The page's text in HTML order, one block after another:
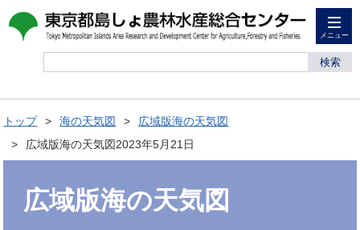
メニュー
検索
トップ 海の天気図
広域版海の天気図
広域版海の天気図2023年5月21日
広域版海の天気図